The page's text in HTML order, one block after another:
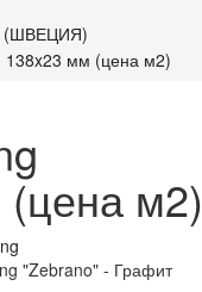
(ШВЕЦИЯ)
138x23 мм (цена м2)
м2)
"Zebrano" - Графит